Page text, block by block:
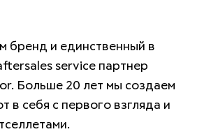
бренд и единственный в
service партнер
Больше 20 лет мы создаем
в себя с первого взгляда и